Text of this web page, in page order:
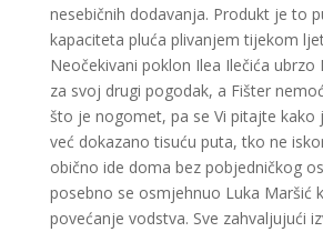
nesebičnih dodavanja. Produkt je to
kapaciteta pluća plivanjem tijekom
Neočekivani poklon Ilea Ilečića
za svoj drugi pogodak, a Fišter
što je nogomet, pa se Vi pitajte kako
već dokazano tisuću puta, tko ne
obično ide doma bez pobjedničkog
posebno se osmjehnuo Luka Maršić
povećanje vodstva. Sve zahvaljujući